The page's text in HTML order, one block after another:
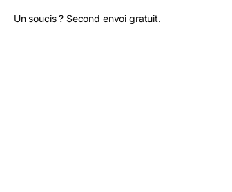
Un soucis ? Second envoi gratuit.